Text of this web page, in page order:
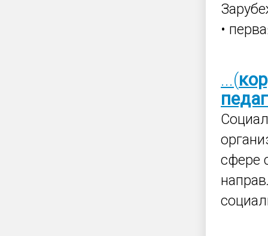
•
...(
сфере